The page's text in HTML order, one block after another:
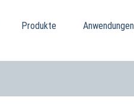
Produkte Anwendungen